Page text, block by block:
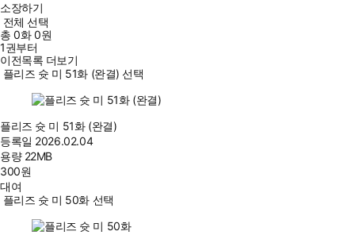
소장하기
전체 선택
총0화0원
1권부터
이전목록 더보기
플리즈 슛 미 51화 (완결) 선택
플리즈 슛 미 51화 (완결)
등록일 2026.02.04
용량 22MB
300원
대여
플리즈 슛 미 50화 선택